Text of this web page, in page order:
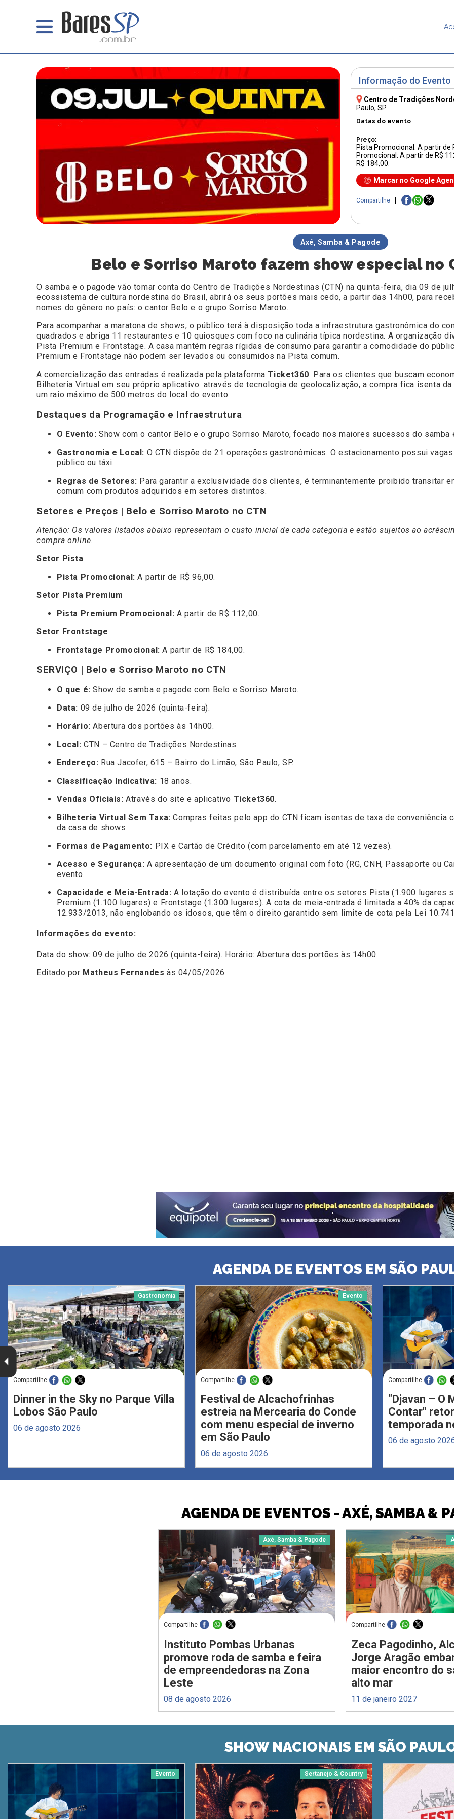
Informação do Evento
Centro de Tradições
Paulo, SP
Datas do evento
Preço:
Pista Promocional: A partir
Promocional: A partir de R$
R$ 184,00.
Marcar no Google
Compartilhe
Axé, Samba & Pagode
Belo e Sorriso Maroto fazem show especial no
O samba e o pagode vão tomar conta do Centro de Tradições Nordestinas (CTN) na quinta-feira, dia 09 de
ecossistema de cultura nordestina do Brasil, abrirá os seus portões mais cedo, a partir das 14h00, para
nomes do gênero no país: o cantor Belo e o grupo Sorriso Maroto.
Para acompanhar a maratona de shows, o público terá à disposição toda a infraestrutura gastronômica do
quadrados e abriga 11 restaurantes e 10 quiosques com foco na culinária típica nordestina. A organização
Pista Premium e Frontstage. A casa mantém regras rígidas de consumo para garantir a comodidade do
Premium e Frontstage não podem ser levados ou consumidos na Pista comum.
A comercialização das entradas é realizada pela plataformaTicket360. Para os clientes que buscam
Bilheteria Virtual em seu próprio aplicativo: através de tecnologia de geolocalização, a compra fica isenta
um raio máximo de 500 metros do local do evento.
Destaques da Programação e Infraestrutura
O Evento: Show com o cantor Belo e o grupo Sorriso Maroto, focado nos maiores sucessos do samba
Gastronomia e Local: O CTN dispõe de 21 operações gastronômicas. O estacionamento possui
público ou táxi.
Regras de Setores: Para garantir a exclusividade dos clientes, é terminantemente proibido transitar
comum com produtos adquiridos em setores distintos.
Setores e Preços | Belo e Sorriso Maroto no CTN
Atenção: Os valores listados abaixo representam o custo inicial de cada categoria e estão sujeitos ao
compra online.
Setor Pista
Pista Promocional: A partir de R$ 96,00.
Setor Pista Premium
Pista Premium Promocional: A partir de R$ 112,00.
Setor Frontstage
Frontstage Promocional: A partir de R$ 184,00.
SERVIÇO | Belo e Sorriso Maroto no CTN
O que é: Show de samba e pagode com Belo e Sorriso Maroto.
Data: 09 de julho de 2026 (quinta-feira).
Horário: Abertura dos portões às 14h00.
Local: CTN – Centro de Tradições Nordestinas.
Endereço: Rua Jacofer, 615 – Bairro do Limão, São Paulo, SP.
Classificação Indicativa: 18 anos.
Vendas Oficiais: Através do site e aplicativo Ticket360.
Bilheteria Virtual Sem Taxa: Compras feitas pelo app do CTN ficam isentas de taxa de conveniência
da casa de shows.
Formas de Pagamento: PIX e Cartão de Crédito (com parcelamento em até 12 vezes).
Acesso e Segurança: A apresentação de um documento original com foto (RG, CNH, Passaporte ou
evento.
Capacidade e Meia-Entrada: A lotação do evento é distribuída entre os setores Pista (1.900 lugares
Premium (1.100 lugares) e Frontstage (1.300 lugares). A cota de meia-entrada é limitada a 40% da
12.933/2013, não englobando os idosos, que têm o direito garantido sem limite de cota pela Lei
Informações do evento:
Data do show: 09 de julho de 2026 (quinta-feira). Horário: Abertura dos portões às 14h00.
Editado por Matheus Fernandes às 04/05/2026
AGENDA DE EVENTOS EM SÃO
Gastronomia
Compartilhe
Dinner in the Sky no Parque Villa
Lobos São Paulo
06 de agosto 2026
Evento
Compartilhe
Festival de Alcachofrinhas
estreia na Mercearia do Conde
com menu especial de inverno
em São Paulo
06 de agosto 2026
Compartilhe
"Djavan – O
Contar"
temporada
06 de agosto
AGENDA DE EVENTOS - AXÉ, SAMBA &
Axé, Samba & Pagode
Compartilhe
Instituto Pombas Urbanas
promove roda de samba e feira
de empreendedoras na Zona
Leste
08 de agosto 2026
Compartilhe
Zeca Pagodinho,
Jorge Aragão
maior encontro do
alto mar
11 de janeiro 2027
SHOW NACIONAIS EM SÃO
Evento Sertanejo & Country